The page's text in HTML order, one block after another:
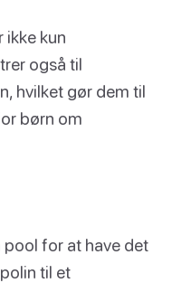
ikke kun
også til
hvilket gør dem til
børn om
pool for at have det
til et